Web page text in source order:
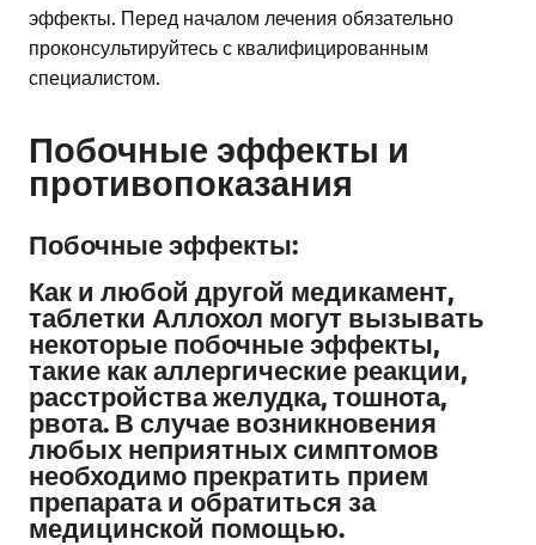
эффекты. Перед началом лечения обязательно
проконсультируйтесь с квалифицированным
специалистом.
Побочные эффекты и
противопоказания
Побочные эффекты:
Как и любой другой медикамент,
таблетки Аллохол могут вызывать
некоторые побочные эффекты,
такие как аллергические реакции,
расстройства желудка, тошнота,
рвота. В случае возникновения
любых неприятных симптомов
необходимо прекратить прием
препарата и обратиться за
медицинской помощью.